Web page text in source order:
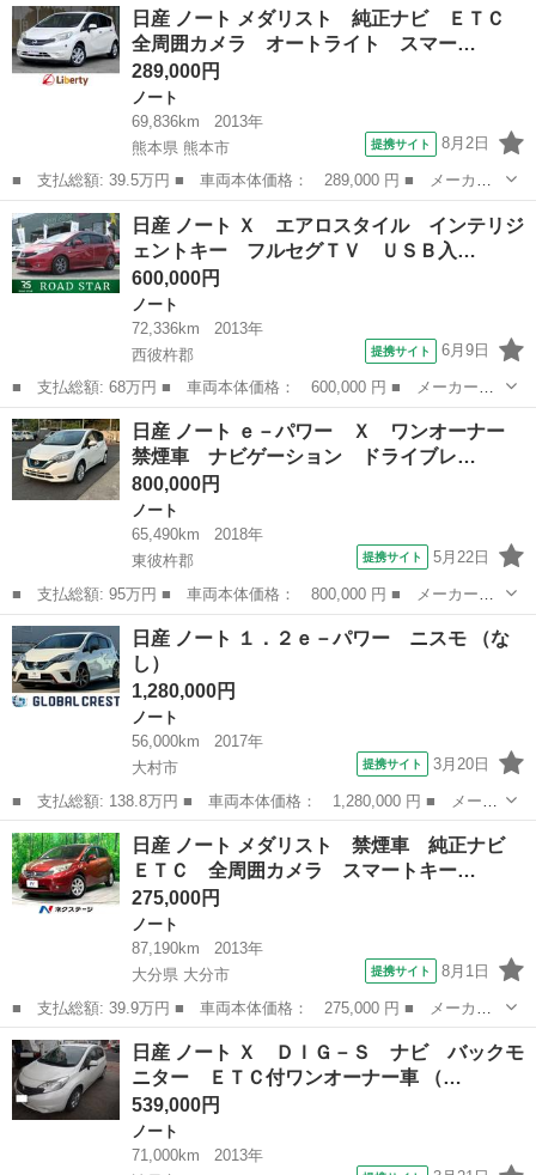
Ｘ ＥＴＣ 全周囲カメラ ナビ ＴＶ クリアランスソナー レー
ンアシスト 衝...
長崎 諫早市 ノート
日産 ノート メダリスト 純正ナビ ＥＴＣ
全周囲カメラ オートライト スマー…
289,000円
ノート
69,836km
2013年
熊本県 熊本市
提携サイト 8月2日
■ 支払総額: 39.5万円 ■ 車両本体価格： 289,000 円 ■ メーカー
名： 日産 ■ 車種名： ノート ■ グレード名： メダリスト 純
正ナビ ＥＴＣ 全周囲カメラ オートライト スマートキー アイ
ドリングスト...
熊本 熊本市 ノート
日産 ノート Ｘ エアロスタイル インテリジ
ェントキー フルセグＴＶ ＵＳＢ入…
600,000円
ノート
72,336km
2013年
西彼杵郡
提携サイト 6月9日
■ 支払総額: 68万円 ■ 車両本体価格： 600,000 円 ■ メーカー
名： 日産 ■ 車種名： ノート ■ グレード名： Ｘ エアロスタ
イル インテリジェントキー フルセグＴＶ ＵＳＢ入力端子 アル
ミホイール アイ...
長崎 西彼杵郡 ノート
日産 ノート ｅ－パワー Ｘ ワンオーナー
禁煙車 ナビゲーション ドライブレ…
800,000円
ノート
65,490km
2018年
東彼杵郡
提携サイト 5月22日
■ 支払総額: 95万円 ■ 車両本体価格： 800,000 円 ■ メーカー
名： 日産 ■ 車種名： ノート ■ グレード名： ｅ－パワー
Ｘ ワンオーナー 禁煙車 ナビゲーション ドライブレコーダー
ＥＴＣ アラウンド...
長崎 東彼杵郡 ノート
日産 ノート １．２ｅ－パワー ニスモ （な
し）
1,280,000円
ノート
56,000km
2017年
大村市
提携サイト 3月20日
■ 支払総額: 138.8万円 ■ 車両本体価格： 1,280,000 円 ■ メーカ
ー名： 日産 ■ 車種名： ノート ■ グレード名： １．２ｅ－パ
ワー ニスモ ■ 排気量： 1200cc ■ ドア枚数： 5D ■ ミ...
長崎 大村市 ノート
日産 ノート メダリスト 禁煙車 純正ナビ
ＥＴＣ 全周囲カメラ スマートキー…
275,000円
ノート
87,190km
2013年
大分県 大分市
提携サイト 8月1日
■ 支払総額: 39.9万円 ■ 車両本体価格： 275,000 円 ■ メーカー
名： 日産 ■ 車種名： ノート ■ グレード名： メダリスト 禁
煙車 純正ナビ ＥＴＣ 全周囲カメラ スマートキー ＬＥＤヘッ
ドライト フ...
大分 大分市 ノート
日産 ノート Ｘ ＤＩＧ－Ｓ ナビ バックモ
ニター ＥＴＣ付ワンオーナー車 （…
539,000円
ノート
71,000km
2013年